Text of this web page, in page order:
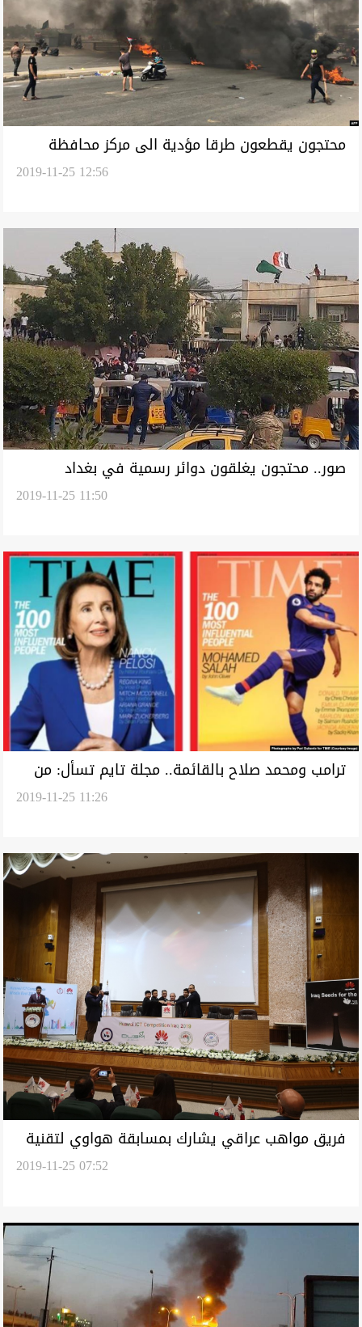
محتجون يقطعون طرقا مؤدية الى مركز محافظة
2019-11-25 12:56
صور.. محتجون يغلقون دوائر رسمية في بغداد
2019-11-25 11:50
ترامب ومحمد صلاح بالقائمة.. مجلة تايم تسأل: من
2019-11-25 11:26
فريق مواهب عراقي يشارك بمسابقة هواوي لتقنية
2019-11-25 07:52